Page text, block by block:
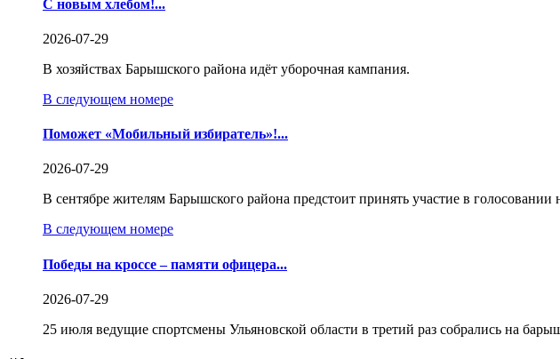
С новым хлебом!...
2026-07-29
В хозяйствах Барышского района идёт уборочная кампания.
В следующем номере
Поможет «Мобильный избиратель»!...
2026-07-29
В сентябре жителям Барышского района предстоит принять участие в
В следующем номере
Победы на кроссе – памяти офицера...
2026-07-29
25 июля ведущие спортсмены Ульяновской области в третий раз собрались на